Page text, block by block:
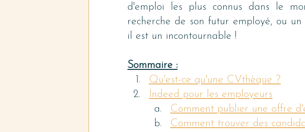
d'emploi les plus connus dans le
recherche de son futur employé, ou
il est un incontournable !
Sommaire :
Qu'est-ce qu'une CVthèque ?
Indeed pour les employeurs
Comment publier une offre
Comment trouver des